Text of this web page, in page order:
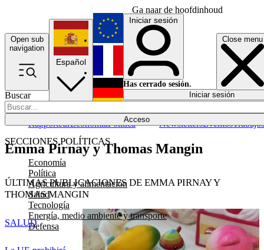
Ga naar de hoofdinhoud
Open sub
navigation
Close menu
Buscar
Acceso
SECCIONES POLÍTICAS
Economía
Política
Agricultura y alimentación
Salud
Tecnología
Energía, medio ambiente y transporte
Defensa
RapporteurEconomíaPolítica NewslettersEventosTrabajos
Español
English
Français
Iniciar sesión
Has cerrado sesión.
Iniciar sesión
Emma Pirnay y Thomas Mangin
ÚLTIMAS PUBLICACIONES DE EMMA PIRNAY Y
THOMAS MANGIN
SALUD